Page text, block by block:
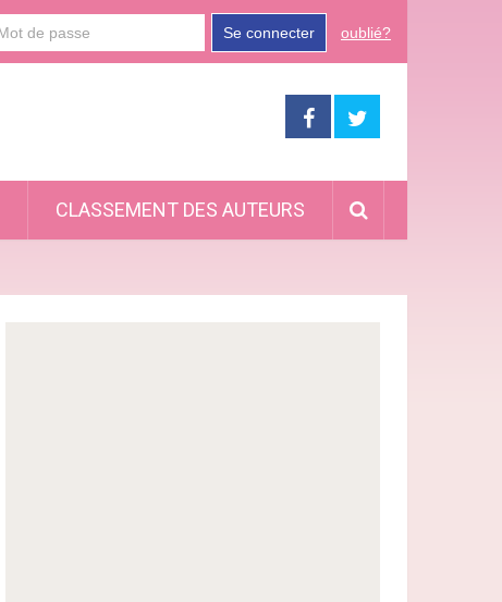
Se connecter oublié?
CLASSEMENT DES AUTEURS